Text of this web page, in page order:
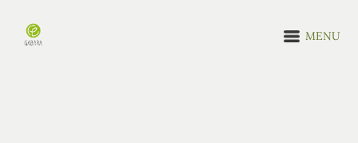
MENU